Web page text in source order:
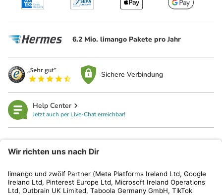
6.2 Mio. limango Pakete pro Jahr
Sichere Verbindung
Help Center
Jetzt auch per Live-Chat erreichbar!
Kundenservice